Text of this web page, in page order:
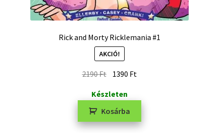
Rick and Morty Ricklemania #1
AKCIÓ!
2190Ft 1390 Ft
Készleten
Kosárba